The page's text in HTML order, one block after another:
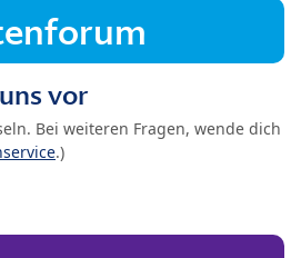
vor
Bei weiteren Fragen, wende dich
.)